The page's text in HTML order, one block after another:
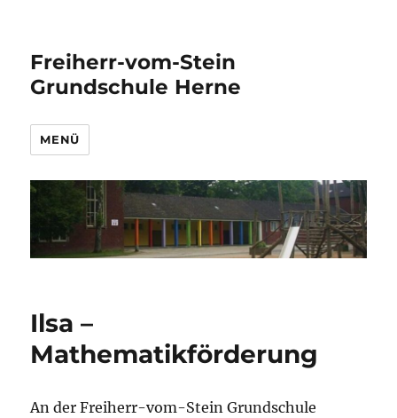
Freiherr-vom-Stein
Grundschule Herne
MENÜ
Ilsa –
Mathematikförderung
An der Freiherr-vom-Stein Grundschule